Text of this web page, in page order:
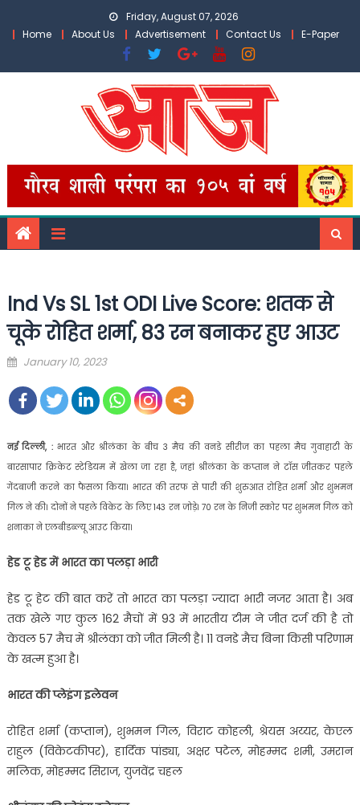
Friday, August 07, 2026
Home
About Us Advertisement Contact Us E-Paper
Ind Vs SL 1st ODI Live Score: शतक से
चूके रोहित शर्मा, 83 रन बनाकर हुए आउट
Posted
January 10, 2023
नई दिल्ली, :भारत और श्रीलंका के बीच 3 मैच की वनडे सीरीज का पहला मैच गुवाहाटी के
बारसापार क्रिकेट स्टेडियम में खेला जा रहा है, जहां श्रीलंका के कप्तान ने टॉस जीतकर पहले
गेंदबाजी करने का फैसला किया। भारत की तरफ से पारी की शुरुआत रोहित शर्मा और शुभमन
गिल ने की। दोनों ने पहले विकेट के लिए 143 रन जोड़े। 70 रन के निजी स्कोर पर शुभमन गिल को
शनाका ने एलबीडब्ल्यू आउट किया।
हेड टू हेड में भारत का पलड़ा भारी
हेड टू हेट की बात करें तो भारत का पलड़ा ज्यादा भारी नजर आता है। अब
तक खेले गए कुल 162 मैचों में 93 में भारतीय टीम ने जीत दर्ज की है तो
केवल 57 मैच में श्रीलंका को जीत मिली है। 11 वनडे मैच बिना किसी परिणाम
के खत्म हुआ है।
भारत की प्लेइंग इलेवन
रोहित शर्मा (कप्तान), शुभमन गिल, विराट कोहली, श्रेयस अय्यर, केएल
राहुल (विकेटकीपर), हार्दिक पांड्या, अक्षर पटेल, मोहम्मद शमी, उमरान
मलिक, मोहम्मद सिराज, युजवेंद्र चहल